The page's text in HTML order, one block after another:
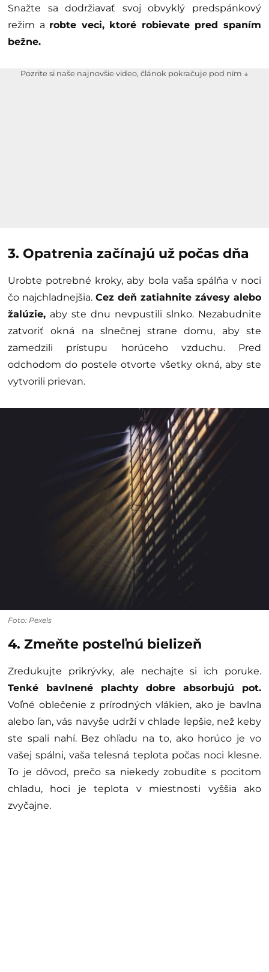
Snažte sa dodržiavať svoj obvyklý predspánkový
režim a robte veci, ktoré robievate pred spaním
bežne.
Pozrite si naše najnovšie video, článok pokračuje pod ním ↓
3. Opatrenia začínajú už počas dňa
Urobte potrebné kroky, aby bola vaša spálňa v noci
čo najchladnejšia. Cez deň zatiahnite závesy alebo
žalúzie, aby ste dnu nevpustili slnko. Nezabudnite
zatvoriť okná na slnečnej strane domu, aby ste
zamedzili prístupu horúceho vzduchu. Pred
odchodom do postele otvorte všetky okná, aby ste
vytvorili prievan.
Foto: Pexels
4. Zmeňte posteľnú bielizeň
Zredukujte prikrývky, ale nechajte si ich poruke.
Tenké bavlnené plachty dobre absorbujú pot.
Voľné oblečenie z prírodných vlákien, ako je bavlna
alebo ľan, vás navyše udrží v chlade lepšie, než keby
ste spali nahí. Bez ohľadu na to, ako horúco je vo
vašej spálni, vaša telesná teplota počas noci klesne.
To je dôvod, prečo sa niekedy zobudíte s pocitom
chladu, hoci je teplota v miestnosti vyššia ako
zvyčajne.